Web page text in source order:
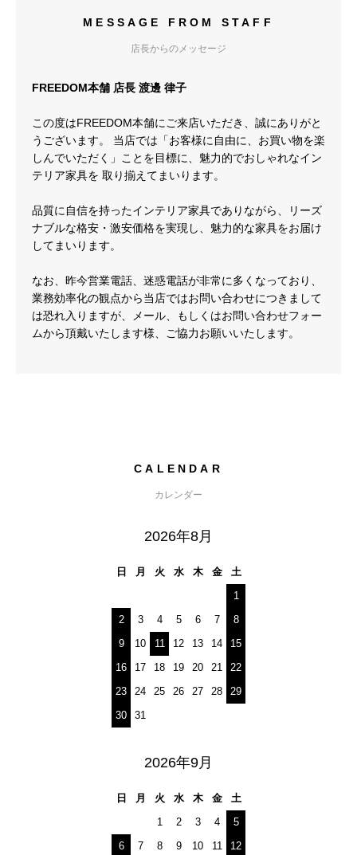
MESSAGE FROM STAFF
店長からのメッセージ
FREEDOM本舗 店長 渡邊 律子
この度はFREEDOM本舗にご来店いただき、誠にありがと
うございます。 当店では「お客様に自由に、お買い物を楽
しんでいただく」ことを目標に、魅力的でおしゃれなイン
テリア家具を 取り揃えてまいります。
品質に自信を持ったインテリア家具でありながら、リーズ
ナブルな格安・激安価格を実現し、魅力的な家具をお届け
してまいります。
なお、昨今営業電話、迷惑電話が非常に多くなっており、
業務効率化の観点から当店ではお問い合わせにつきまして
は恐れ入りますが、メール、もしくはお問い合わせフォー
ムから頂戴いたします様、ご協力お願いいたします。
CALENDAR
カレンダー
2026年8月
日 月 火 水 木 金
土
1
2
3 4 5 6 7
8
9
10 11 12 13 14
15
16
17 18 19 20 21
22
23
24 25 26 27 28
29
30
31
2026年9月
日 月 火 水 木 金
土
1
2 3 4
5
6
7 8 9 10 11
12